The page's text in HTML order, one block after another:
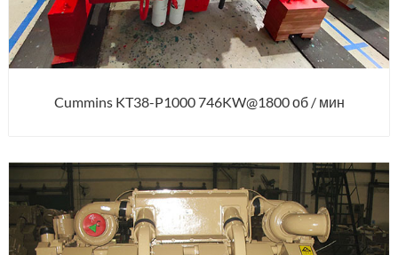
Cummins KT38-P1000 746KW@1800 об / мин